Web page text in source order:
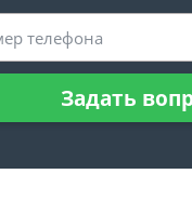
Задать